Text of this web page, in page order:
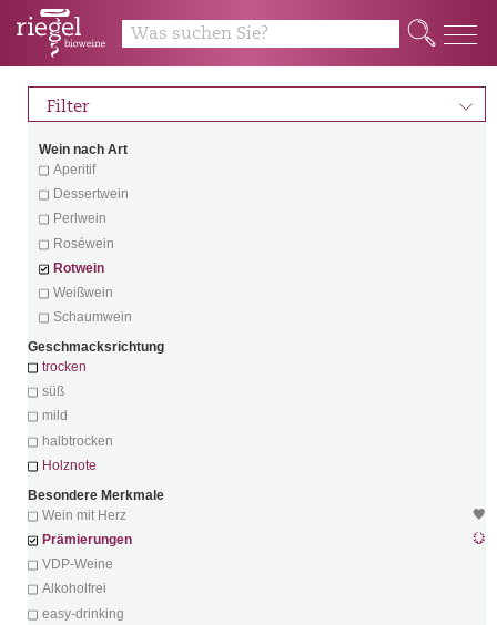
Q
Filter d
Wein nach Art
Aperitif
Dessertwein
Perlwein
Roséwein
Rotwein
Weißwein
Schaumwein
Geschmacksrichtung
trocken
süß
mild
halbtrocken
Holznote
Besondere Merkmale
Wein mit Herz
Prämierungen
VDP-Weine
Alkoholfrei
easy-drinking